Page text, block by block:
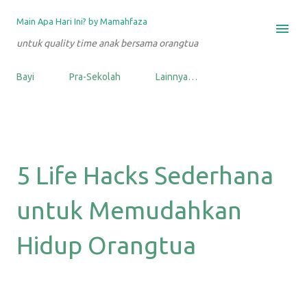
Langsung ke konten utama
Main Apa Hari Ini? by Mamahfaza
untuk quality time anak bersama orangtua
Bayi Pra-Sekolah Lainnya…
5 Life Hacks Sederhana
untuk Memudahkan
Hidup Orangtua